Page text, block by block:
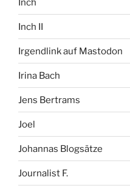
Inch
Inch II
Irgendlink auf Mastodon
Irina Bach
Jens Bertrams
Joel
Johannas Blogsätze
Journalist F.